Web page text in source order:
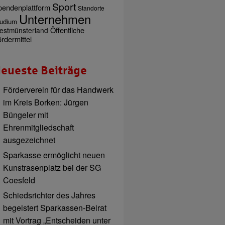
Sport Standorte
Unternehmen
Öffentliche
Beiträge
Förderverein für das Handwerk
im Kreis Borken: Jürgen
Büngeler mit
Ehrenmitgliedschaft
ausgezeichnet
Sparkasse ermöglicht neuen
Kunstrasenplatz bei der SG
Coesfeld
Schiedsrichter des Jahres
begeistert Sparkassen-Beirat
mit Vortrag „Entscheiden unter